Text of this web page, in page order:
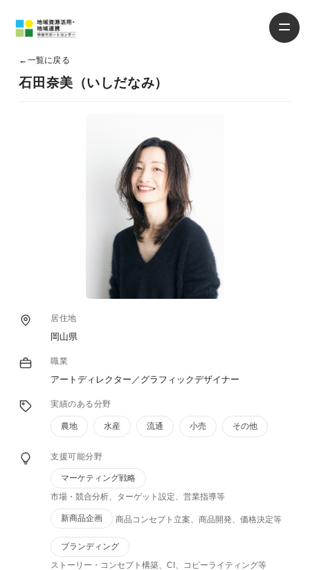
← 一覧に戻る
石田奈美（いしだなみ）
居住地
岡山県
職業
アートディレクター／グラフィックデザイナー
実績のある分野
農地 水産 流通 小売 その他
支援可能分野
マーケティング戦略
市場・競合分析、ターゲット設定、営業指導等
新商品企画 商品コンセプト立案、商品開発、価格決定等
ブランディング
ストーリー・コンセプト構築、CI、コピーライティング等